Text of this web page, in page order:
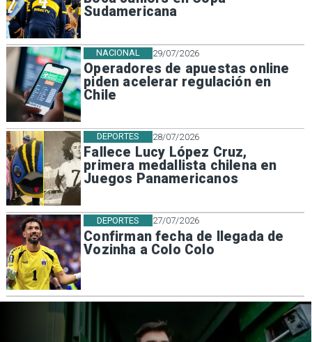
Sudamericana
29/07/2026
Operadores de apuestas online
piden acelerar regulación en
Chile
NACIONAL
28/07/2026
Fallece Lucy López Cruz,
primera medallista chilena en
Juegos Panamericanos
DEPORTES
27/07/2026
Confirman fecha de llegada de
Vozinha a Colo Colo
DEPORTES